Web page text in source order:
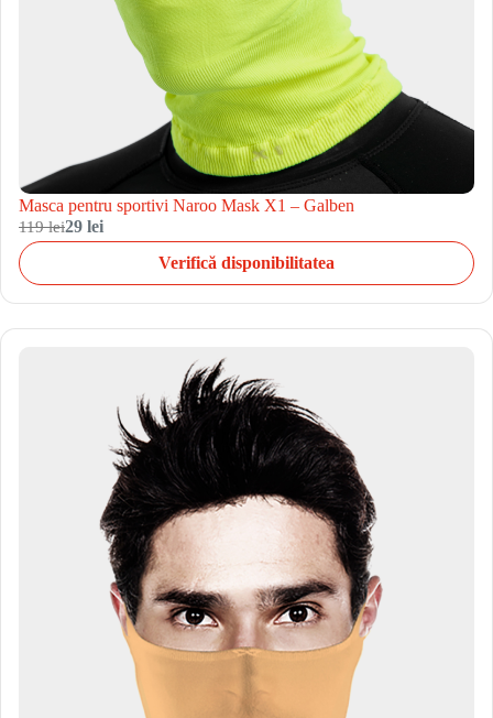
Masca pentru sportivi Naroo Mask X1 – Galben
119 lei29 lei
Verifică disponibilitatea